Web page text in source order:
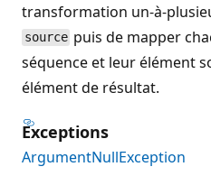
transformation un-à-
source puis de mapper
séquence et leur élément
élément de résultat.
Exceptions
ArgumentNullException